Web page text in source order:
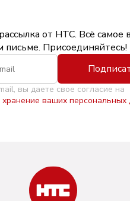
от НТС. Всё самое
Присоединяйтесь!
вы даете свое согласие на
хранение ваших персональных